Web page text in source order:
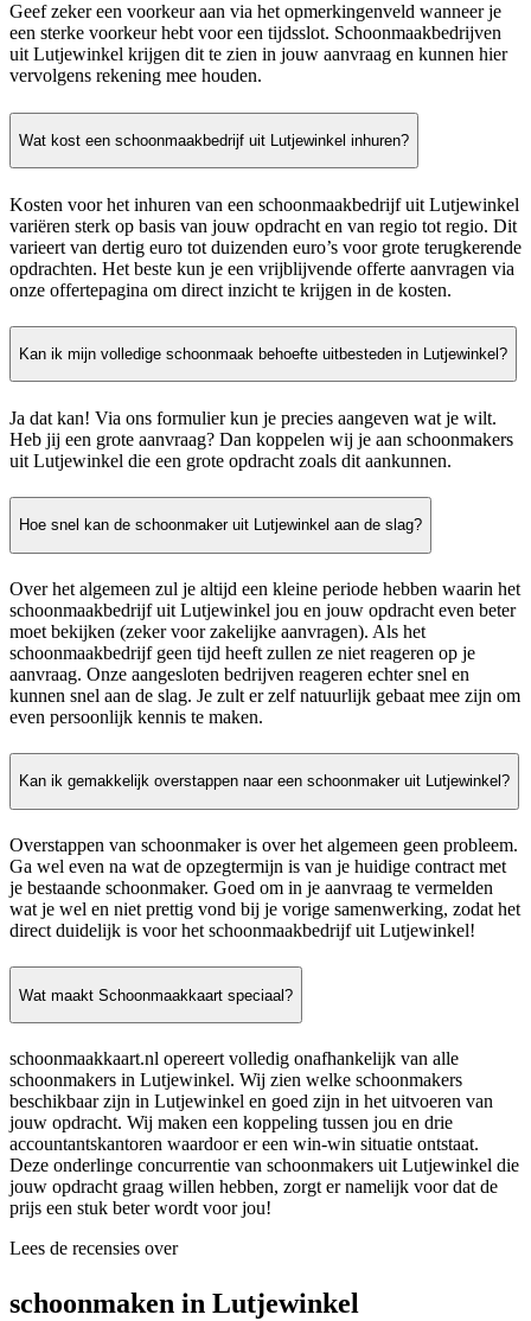
Geef zeker een voorkeur aan via het opmerkingenveld wanneer je
een sterke voorkeur hebt voor een tijdsslot. Schoonmaakbedrijven
uit Lutjewinkel krijgen dit te zien in jouw aanvraag en kunnen hier
vervolgens rekening mee houden.
Wat kost een schoonmaakbedrijf uit Lutjewinkel inhuren?
Kosten voor het inhuren van een schoonmaakbedrijf uit Lutjewinkel
variëren sterk op basis van jouw opdracht en van regio tot regio. Dit
varieert van dertig euro tot duizenden euro’s voor grote terugkerende
opdrachten. Het beste kun je een vrijblijvende offerte aanvragen via
onze offertepagina om direct inzicht te krijgen in de kosten.
Kan ik mijn volledige schoonmaak behoefte uitbesteden in Lutjewinkel?
Ja dat kan! Via ons formulier kun je precies aangeven wat je wilt.
Heb jij een grote aanvraag? Dan koppelen wij je aan schoonmakers
uit Lutjewinkel die een grote opdracht zoals dit aankunnen.
Hoe snel kan de schoonmaker uit Lutjewinkel aan de slag?
Over het algemeen zul je altijd een kleine periode hebben waarin het
schoonmaakbedrijf uit Lutjewinkel jou en jouw opdracht even beter
moet bekijken (zeker voor zakelijke aanvragen). Als het
schoonmaakbedrijf geen tijd heeft zullen ze niet reageren op je
aanvraag. Onze aangesloten bedrijven reageren echter snel en
kunnen snel aan de slag. Je zult er zelf natuurlijk gebaat mee zijn om
even persoonlijk kennis te maken.
Kan ik gemakkelijk overstappen naar een schoonmaker uit Lutjewinkel?
Overstappen van schoonmaker is over het algemeen geen probleem.
Ga wel even na wat de opzegtermijn is van je huidige contract met
je bestaande schoonmaker. Goed om in je aanvraag te vermelden
wat je wel en niet prettig vond bij je vorige samenwerking, zodat het
direct duidelijk is voor het schoonmaakbedrijf uit Lutjewinkel!
Wat maakt Schoonmaakkaart speciaal?
schoonmaakkaart.nl opereert volledig onafhankelijk van alle
schoonmakers in Lutjewinkel. Wij zien welke schoonmakers
beschikbaar zijn in Lutjewinkel en goed zijn in het uitvoeren van
jouw opdracht. Wij maken een koppeling tussen jou en drie
accountantskantoren waardoor er een win-win situatie ontstaat.
Deze onderlinge concurrentie van schoonmakers uit Lutjewinkel die
jouw opdracht graag willen hebben, zorgt er namelijk voor dat de
prijs een stuk beter wordt voor jou!
Lees de recensies over
schoonmaken in Lutjewinkel